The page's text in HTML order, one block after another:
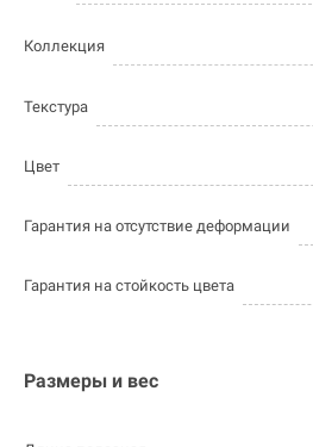
Коллекция
Текстура
Цвет
Гарантия на отсутствие деформации
Гарантия на стойкость цвета
Размеры и вес